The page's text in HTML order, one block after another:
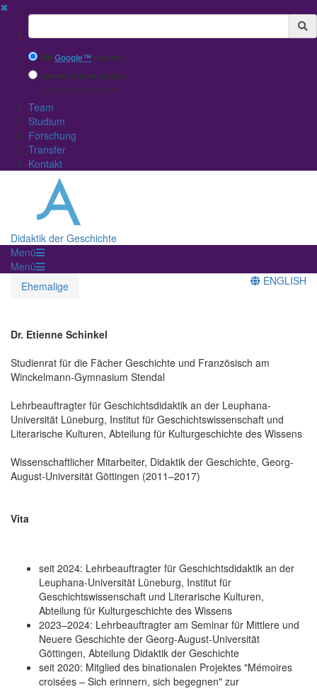
✖
Suchbegriff
MitGoogle™ suchen
Interne Suche nutzen
(eingeschränkte Ergebnisqualität)
Team
Studium
Forschung
Transfer
Kontakt
Didaktik der Geschichte
Menü
Menü
Ehemalige
ENGLISH
Dr. Etienne Schinkel
Studienrat für die Fächer Geschichte und Französisch am
Winckelmann-Gymnasium Stendal
Lehrbeauftragter für Geschichtsdidaktik an der Leuphana-
Universität Lüneburg, Institut für Geschichtswissenschaft und
Literarische Kulturen, Abteilung für Kulturgeschichte des Wissens
Wissenschaftlicher Mitarbeiter, Didaktik der Geschichte, Georg-
August-Universität Göttingen (2011–2017)
Vita
seit 2024: Lehrbeauftragter für Geschichtsdidaktik an der
Leuphana-Universität Lüneburg, Institut für
Geschichtswissenschaft und Literarische Kulturen,
Abteilung für Kulturgeschichte des Wissens
2023–2024: Lehrbeauftragter am Seminar für Mittlere und
Neuere Geschichte der Georg-August-Universität
Göttingen, Abteilung Didaktik der Geschichte
seit 2020: Mitglied des binationalen Projektes "Mémoires
croisées – Sich erinnern, sich begegnen" zur